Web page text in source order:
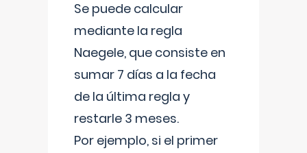
Se puede calcular
mediante la regla
Naegele, que consiste en
sumar 7 días a la fecha
de la última regla y
restarle 3 meses.
Por ejemplo, si el primer